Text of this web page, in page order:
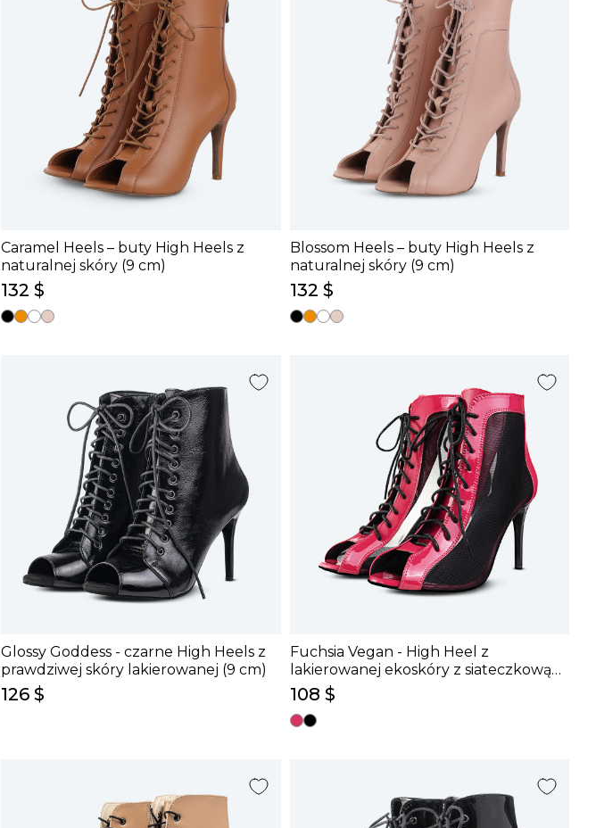
Caramel Heels – buty High Heels z
naturalnej skóry (9 cm)
132 $
Blossom Heels – buty High Heels z
naturalnej skóry (9 cm)
132 $
Glossy Goddess - czarne High Heels z
prawdziwej skóry lakierowanej (9 cm)
126 $
Fuchsia Vegan - High Heel z
lakierowanej ekoskóry z siateczkową
wstawką (9 cm)
108 $